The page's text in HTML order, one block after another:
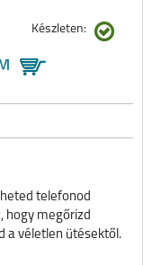
Készleten:
telefonod
hogy megőrizd
a véletlen ütésektől.